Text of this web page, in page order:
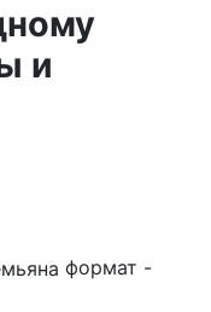
и
формат -